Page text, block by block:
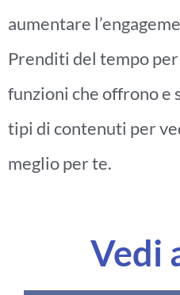
aumentare
Prenditi del tempo
funzioni che offrono e
tipi di contenuti per
meglio per te.
Vedi